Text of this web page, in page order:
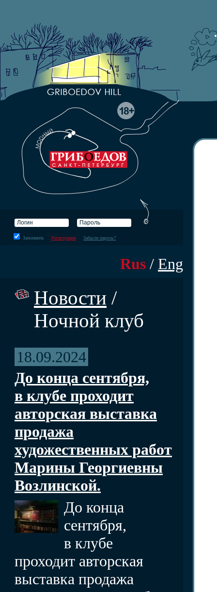
Запомнить Регистрация Забыли пароль?
Rus / Eng
Новости /
Ночной клуб
18.09.2024
До конца сентября,
в клубе проходит
авторская выставка
продажа
художественных работ
Марины Георгиевны
Возлинской.
До конца
сентября,
в клубе
проходит авторская
выставка продажа